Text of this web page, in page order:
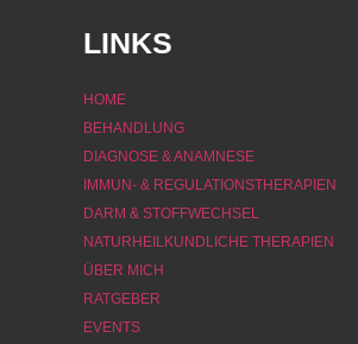
LINKS
HOME
BEHANDLUNG
DIAGNOSE & ANAMNESE
IMMUN- & REGULATIONSTHERAPIEN
DARM & STOFFWECHSEL
NATURHEILKUNDLICHE THERAPIEN
ÜBER MICH
RATGEBER
EVENTS